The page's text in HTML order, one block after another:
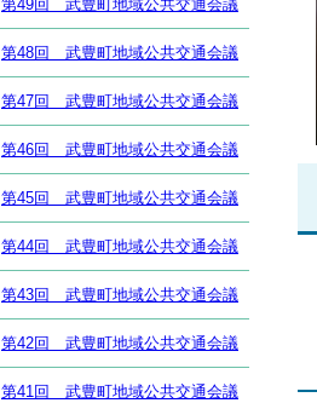
第49回 武豊町地域公共交通会議
第48回 武豊町地域公共交通会議
第47回 武豊町地域公共交通会議
第46回 武豊町地域公共交通会議
第45回 武豊町地域公共交通会議
第44回 武豊町地域公共交通会議
第43回 武豊町地域公共交通会議
第42回 武豊町地域公共交通会議
第41回 武豊町地域公共交通会議